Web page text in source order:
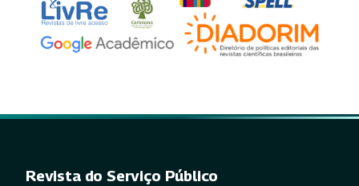
Revista do Serviço Público